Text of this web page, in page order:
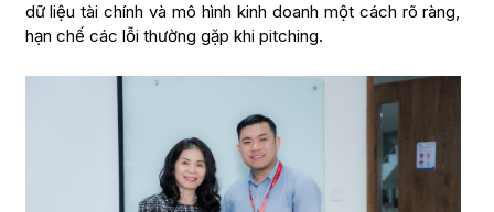
dữ liệu tài chính và mô hình kinh doanh một cách rõ ràng,
hạn chế các lỗi thường gặp khi pitching.